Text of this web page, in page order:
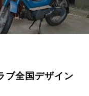
ブ全国デザイン